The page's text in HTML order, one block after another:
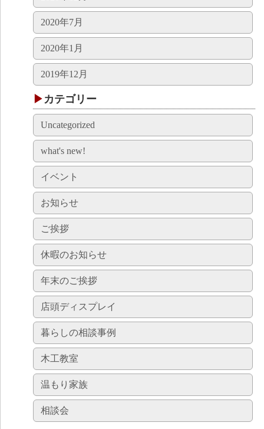
2020年7月
2020年1月
2019年12月
カテゴリー
Uncategorized
what's new!
イベント
お知らせ
ご挨拶
休暇のお知らせ
年末のご挨拶
店頭ディスプレイ
暮らしの相談事例
木工教室
温もり家族
相談会